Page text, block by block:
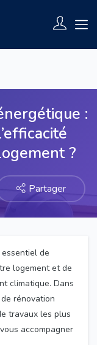
:
?
Partager
de
logement et de
climatique. Dans
rénovation
travaux les plus
accompagner